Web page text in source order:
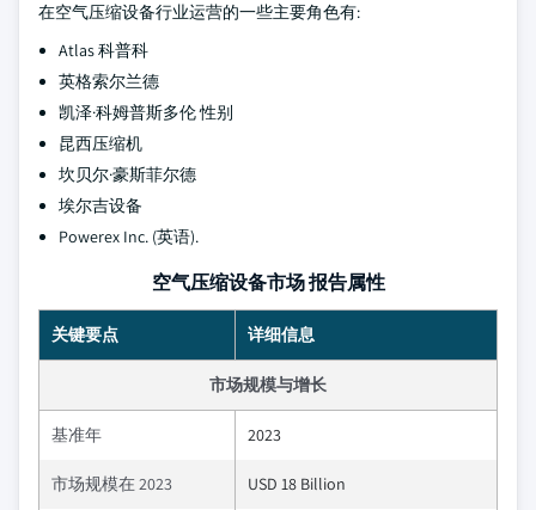
在空气压缩设备行业运营的一些主要角色有:
Atlas 科普科
英格索尔兰德
凯泽·科姆普斯多伦 性别
昆西压缩机
坎贝尔·豪斯菲尔德
埃尔吉设备
Powerex Inc. (英语).
空气压缩设备市场 报告属性
关键要点 详细信息
市场规模与增长
基准年 2023
市场规模在 2023 USD 18 Billion